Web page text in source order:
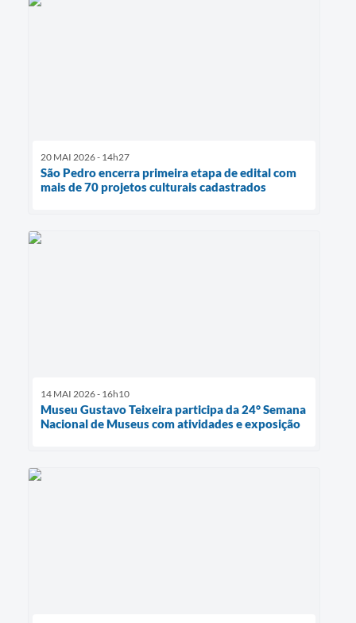
20 MAI 2026 - 14h27
São Pedro encerra primeira etapa de edital com
mais de 70 projetos culturais cadastrados
14 MAI 2026 - 16h10
Museu Gustavo Teixeira participa da 24° Semana
Nacional de Museus com atividades e exposição